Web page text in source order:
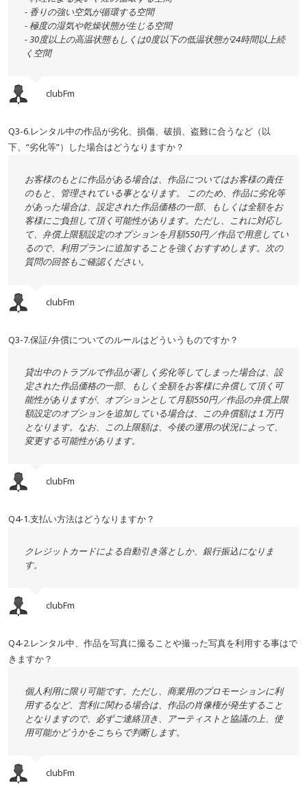
- 香りの強い空気が循環する空間
- 極度の湿気や乾燥状態が生じる空間
- 30度以上の高温状態もしくは0度以下の低温状態が24時間以上続
く空間
clubFm
Q3-6.レンタル中の作品が劣化、損傷、破損、盗難に合うなど（以
下、“劣化等”）した場合はどうなりますか？
お客様のもとに作品がある場合は、作品についてはお客様の責任
のもと、管理されている事となります。 このため、作品に劣化等
があった場合は、設定された作品価格の一部、もしくは全額をお
客様にご負担して頂く可能性があります。ただし、これに対応し
て、弁償上限額設定のオプションを月額550円／作品で用意してい
るので、利用プランに追加することを強くおすすめします。次の
質問の回答もご確認ください。
clubFm
Q3-7.保証/弁償についてのルールはどういうものですか？
貸出中のトラブルで作品が著しく劣化等してしまった場合は、設
定された作品価格の一部、もしく全額をお客様に弁償して頂く可
能性がありますが、オプションとして月額550円／作品の弁償上限
額設定のオプションを追加している場合は、この弁償額は１万円
となります。なお、この上限額は、今後の運用の状況によって、
変更する可能性があります。
clubFm
Q4-1.支払い方法はどうなりますか？
クレジットカードによる自動引き落としか、銀行振込になりま
す。
clubFm
Q4-2.レンタル中、作品を写真に撮ることや撮った写真を利用する事はで
きますか？
個人利用に限り可能です。ただし、商業用のプロモーションに利
用するなど、営利に関わる場合は、作品の肖像権が発生すること
となりますので、必ずご連絡頂き、アーティストと協議の上、使
用可能かどうかをこちらで判断します。
clubFm